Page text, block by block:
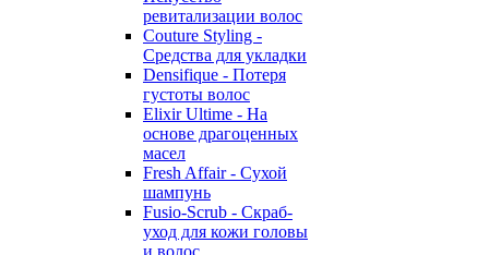
ревитализации волос
Couture Styling -
Средства для укладки
Densifique - Потеря
густоты волос
Elixir Ultime - На
основе драгоценных
масел
Fresh Affair - Сухой
шампунь
Fusio-Scrub - Скраб-
уход для кожи головы
и волос